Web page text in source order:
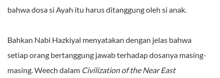
bahwa dosa si Ayah itu harus ditanggung oleh si anak.
Bahkan Nabi Hazkiyal menyatakan dengan jelas bahwa
setiap orang bertanggung jawab terhadap dosanya masing-
masing. Weech dalam Civilization of the Near East